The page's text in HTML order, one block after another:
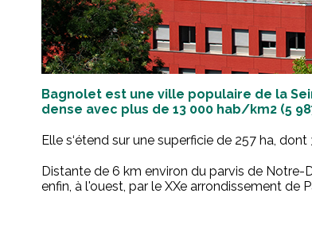
Bagnolet est une ville populaire de la
dense avec plus de 13 000 hab/km2 (5
Elle s‘étend sur une superficie de 257 ha,
Distante de 6 km environ du parvis de Notre-
enfin, à l'ouest, par le XXe arrondissement de